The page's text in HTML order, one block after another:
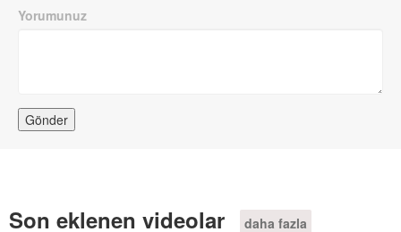
Yorumunuz
Son eklenen videolar daha fazla